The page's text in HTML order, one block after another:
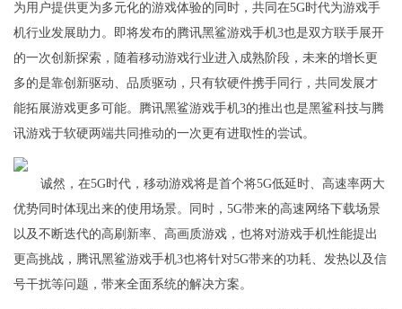
为用户提供更为多元化的游戏体验的同时，共同在5G时代为游戏手
机行业发展助力。即将发布的腾讯黑鲨游戏手机3也是双方联手展开
的一次创新探索，随着移动游戏行业进入成熟阶段，未来的增长更
多的是靠创新驱动、品质驱动，只有软硬件携手同行，共同发展才
能拓展游戏更多可能。腾讯黑鲨游戏手机3的推出也是黑鲨科技与腾
讯游戏于软硬两端共同推动的一次更有进取性的尝试。
诚然，在5G时代，移动游戏将是首个将5G低延时、高速率两大
优势同时体现出来的使用场景。同时，5G带来的高速网络下载场景
以及不断迭代的高刷新率、高画质游戏，也将对游戏手机性能提出
更高挑战，腾讯黑鲨游戏手机3也将针对5G带来的功耗、发热以及信
号干扰等问题，带来全面系统的解决方案。